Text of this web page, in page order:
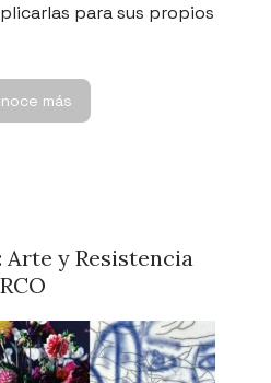
para sus propios
más
y Resistencia